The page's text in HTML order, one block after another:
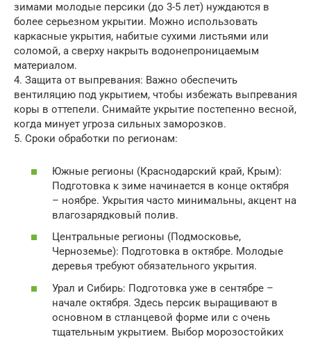
зимами молодые персики (до 3-5 лет) нуждаются в
более серьезном укрытии. Можно использовать
каркасные укрытия, набитые сухими листьями или
соломой, а сверху накрыть водонепроницаемым
материалом.
4. Защита от выпревания: Важно обеспечить
вентиляцию под укрытием, чтобы избежать выпревания
коры в оттепели. Снимайте укрытие постепенно весной,
когда минует угроза сильных заморозков.
5. Сроки обработки по регионам:
Южные регионы (Краснодарский край, Крым):
Подготовка к зиме начинается в конце октября
– ноябре. Укрытия часто минимальны, акцент на
влагозарядковый полив.
Центральные регионы (Подмосковье,
Черноземье): Подготовка в октябре. Молодые
деревья требуют обязательного укрытия.
Урал и Сибирь: Подготовка уже в сентябре –
начале октября. Здесь персик выращивают в
основном в стланцевой форме или с очень
тщательным укрытием. Выбор морозостойких